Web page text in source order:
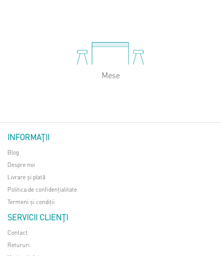
Mese
INFORMAŢII
Blog
Despre noi
Livrare și plată
Politica de confidențialitate
Termeni și condiții
SERVICII CLIENŢI
Contact
Retururi